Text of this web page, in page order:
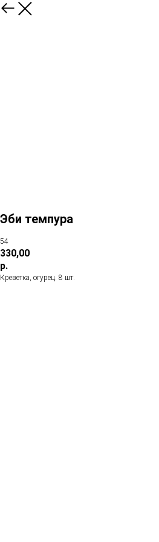
Эби темпура
54
330,00
р.
Креветка, огурец. 8 шт.